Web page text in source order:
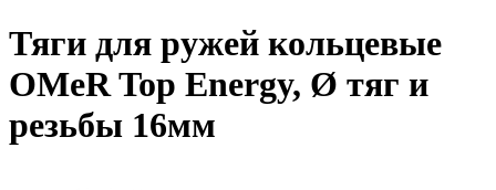
Тяги для ружей кольцевые
OMeR Top Energy, Ø тяг и
резьбы 16мм